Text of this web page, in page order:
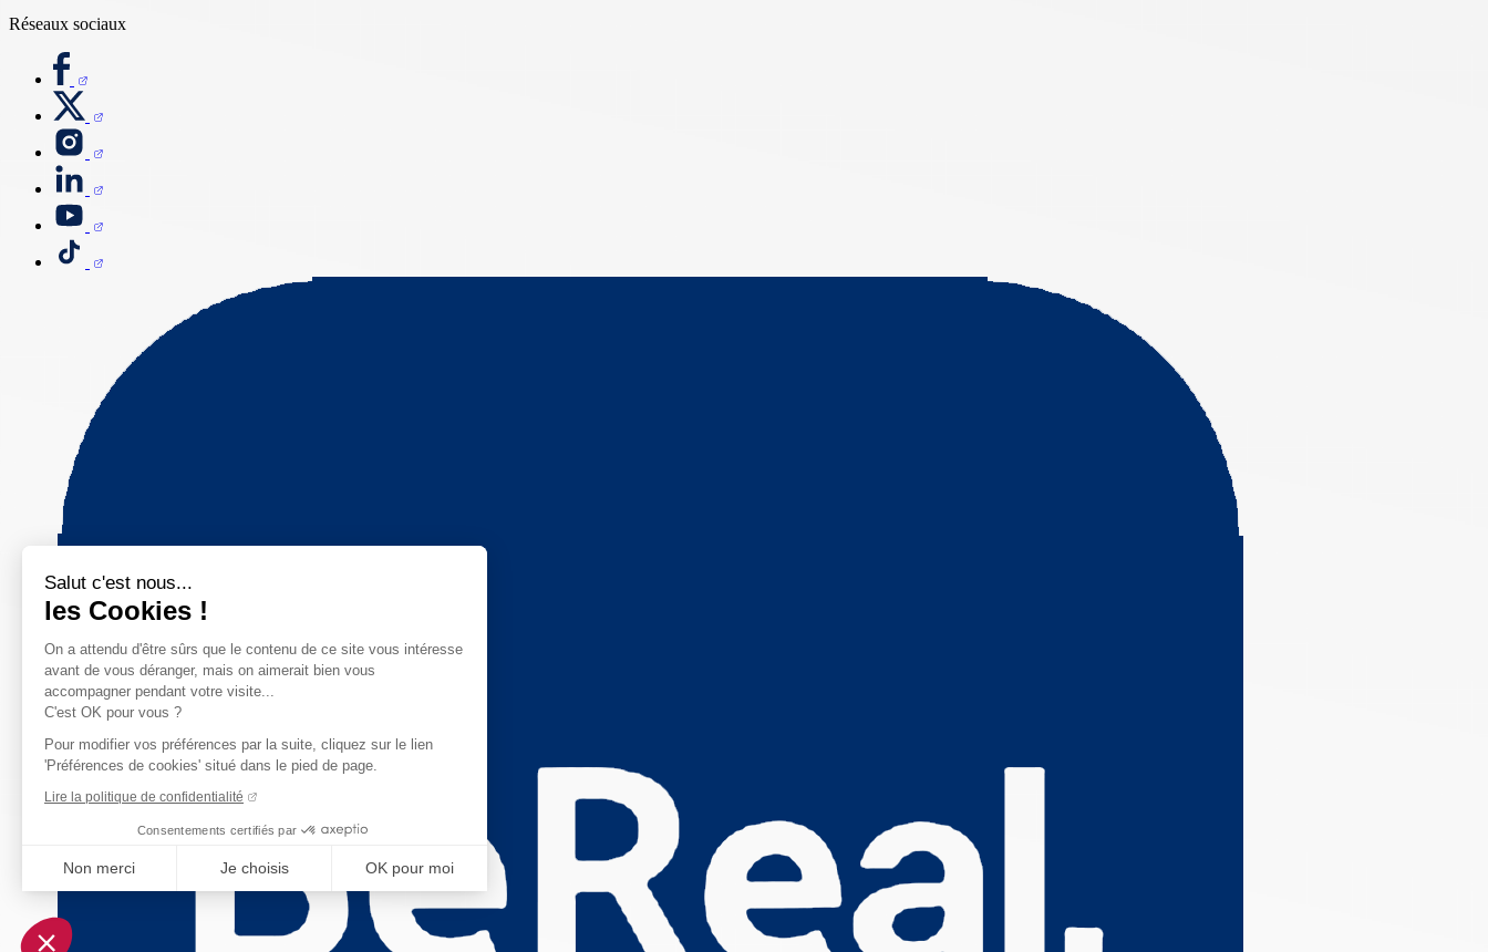
Salut c'est nous...
les Cookies !
On a attendu d'être sûrs que le contenu de ce site vous intéresse
avant de vous déranger, mais on aimerait bien vous
accompagner pendant votre visite...
C'est OK pour vous ?
Pour modifier vos préférences par la suite, cliquez sur le lien
'Préférences de cookies' situé dans le pied de page.
Lire la politique de confidentialité
Consentements certifiés par
Non merci Je choisis OK pour moi
Plateforme de Gestion du Consentement : Personnalisez vos Options
Réseaux sociaux